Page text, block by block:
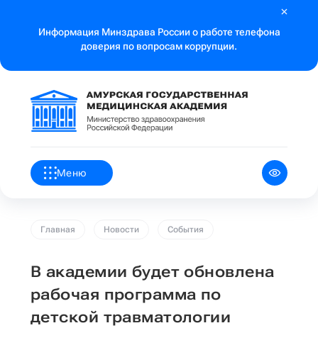
Информация Минздрава России о работе телефона
доверия по вопросам коррупции.
Меню
Главная Новости События
В академии будет обновлена
рабочая программа по
детской травматологии